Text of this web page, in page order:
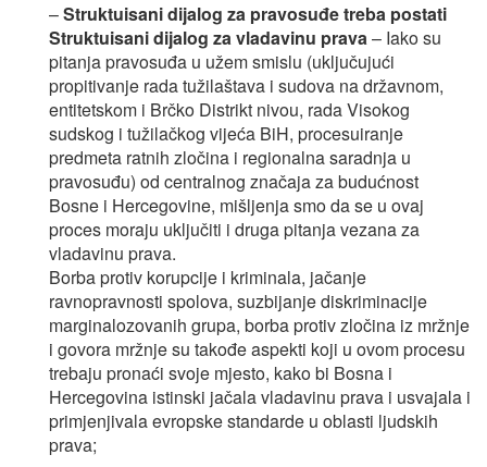
–Struktuisani dijalog za pravosuđe treba postati
Struktuisani dijalog za vladavinu prava– Iako su
pitanja pravosuđa u užem smislu (uključujući
propitivanje rada tužilaštava i sudova na državnom,
entitetskom i Brčko Distrikt nivou, rada Visokog
sudskog i tužilačkog vijeća BiH, procesuiranje
predmeta ratnih zločina i regionalna saradnja u
pravosuđu) od centralnog značaja za budućnost
Bosne i Hercegovine, mišljenja smo da se u ovaj
proces moraju uključiti i druga pitanja vezana za
vladavinu prava.
Borba protiv korupcije i kriminala, jačanje
ravnopravnosti spolova, suzbijanje diskriminacije
marginalozovanih grupa, borba protiv zločina iz mržnje
i govora mržnje su takođe aspekti koji u ovom procesu
trebaju pronaći svoje mjesto, kako bi Bosna i
Hercegovina istinski jačala vladavinu prava i usvajala i
primjenjivala evropske standarde u oblasti ljudskih
prava;